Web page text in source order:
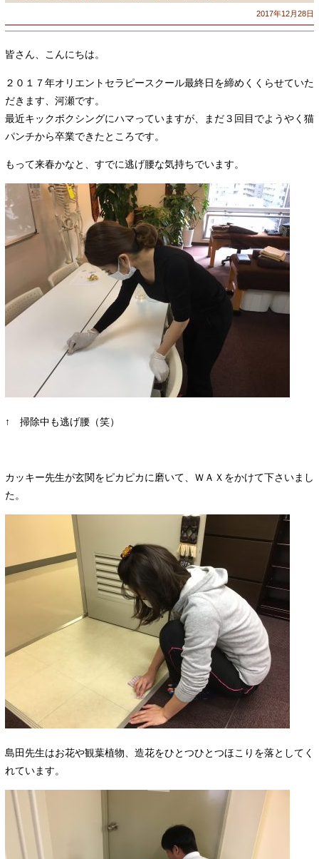
2017年12月28日
皆さん、こんにちは。
２０１７年オリエントセラピースクール最終日を締めくくらせていた
だきます、河瀬です。
最近キックボクシングにハマっていますが、まだ３回目でようやく猫
パンチから卒業できたところです。
もって来春かなと、すでに逃げ腰な気持ちでいます。
↑ 掃除中も逃げ腰（笑）
カッキー先生が玄関をピカピカに磨いて、ＷＡＸをかけて下さいまし
た。
島田先生はお花や観葉植物、造花をひとつひとつほこりを落としてく
れています。